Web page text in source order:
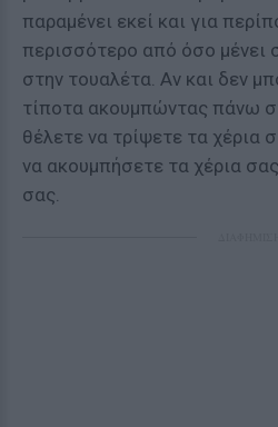
παραμένει εκεί και για
περισσότερο από όσο μένει
στην τουαλέτα. Αν και δεν
τίποτα ακουμπώντας πάνω
θέλετε να τρίψετε τα χέρια
να ακουμπήσετε τα χέρια
σας.